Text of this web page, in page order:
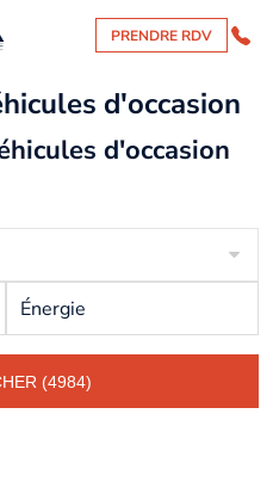
PRENDRE RDV
d'occasion
d'occasion
Énergie
(4984)